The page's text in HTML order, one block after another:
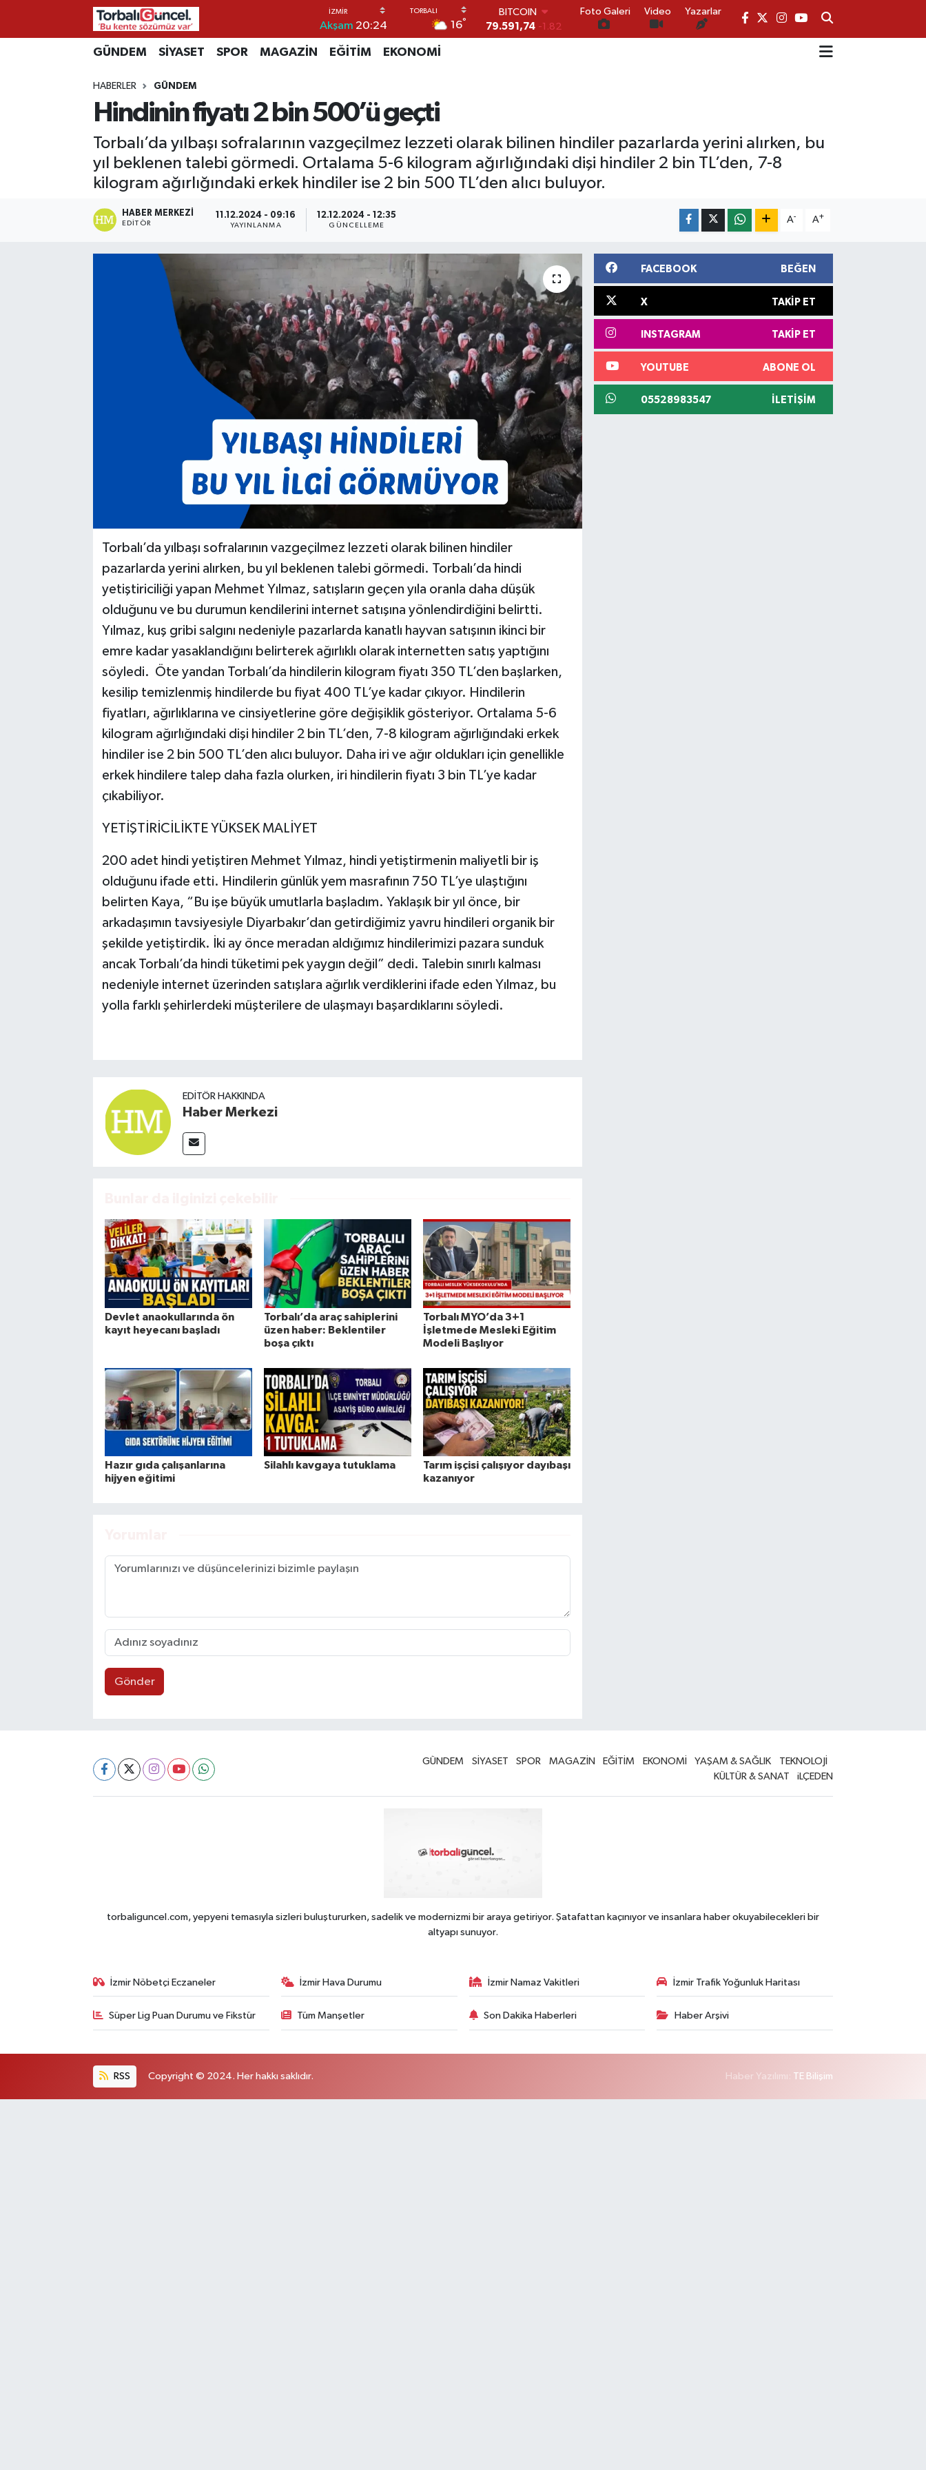
Akşam 20:24 16°
DOLAR
45,43620 0.02
14.598,00 0
Foto Galeri Video Yazarlar
GÜNDEM SİYASET SPOR MAGAZİN EĞİTİM EKONOMİ
HABERLER GÜNDEM
Hindinin fiyatı 2 bin 500’ü geçti
Torbalı’da yılbaşı sofralarının vazgeçilmez lezzeti olarak bilinen hindiler pazarlarda yerini alırken, bu
yıl beklenen talebi görmedi. Ortalama 5-6 kilogram ağırlığındaki dişi hindiler 2 bin TL’den, 7-8
kilogram ağırlığındaki erkek hindiler ise 2 bin 500 TL’den alıcı buluyor.
HABER MERKEZI
EDITÖR
11.12.2024 - 09:16
YAYINLANMA
12.12.2024 - 12:35
GÜNCELLEME
A- A+
Torbalı’da yılbaşı sofralarının vazgeçilmez lezzeti olarak bilinen hindiler
pazarlarda yerini alırken, bu yıl beklenen talebi görmedi. Torbalı’da hindi
yetiştiriciliği yapan Mehmet Yılmaz, satışların geçen yıla oranla daha düşük
olduğunu ve bu durumun kendilerini internet satışına yönlendirdiğini belirtti.
Yılmaz, kuş gribi salgını nedeniyle pazarlarda kanatlı hayvan satışının ikinci bir
emre kadar yasaklandığını belirterek ağırlıklı olarak internetten satış yaptığını
söyledi. Öte yandan Torbalı’da hindilerin kilogram fiyatı 350 TL’den başlarken,
kesilip temizlenmiş hindilerde bu fiyat 400 TL’ye kadar çıkıyor. Hindilerin
fiyatları, ağırlıklarına ve cinsiyetlerine göre değişiklik gösteriyor. Ortalama 5-6
kilogram ağırlığındaki dişi hindiler 2 bin TL’den, 7-8 kilogram ağırlığındaki erkek
hindiler ise 2 bin 500 TL’den alıcı buluyor. Daha iri ve ağır oldukları için genellikle
erkek hindilere talep daha fazla olurken, iri hindilerin fiyatı 3 bin TL’ye kadar
çıkabiliyor.
YETİŞTİRİCİLİKTE YÜKSEK MALİYET
200 adet hindi yetiştiren Mehmet Yılmaz, hindi yetiştirmenin maliyetli bir iş
olduğunu ifade etti. Hindilerin günlük yem masrafının 750 TL’ye ulaştığını
belirten Kaya, “Bu işe büyük umutlarla başladım. Yaklaşık bir yıl önce, bir
arkadaşımın tavsiyesiyle Diyarbakır’dan getirdiğimiz yavru hindileri organik bir
şekilde yetiştirdik. İki ay önce meradan aldığımız hindilerimizi pazara sunduk
ancak Torbalı’da hindi tüketimi pek yaygın değil” dedi. Talebin sınırlı kalması
nedeniyle internet üzerinden satışlara ağırlık verdiklerini ifade eden Yılmaz, bu
yolla farklı şehirlerdeki müşterilere de ulaşmayı başardıklarını söyledi.
EDITÖR HAKKINDA
Haber Merkezi
Devlet anaokullarında ön
kayıt heyecanı başladı
Torbalı’da araç sahiplerini
üzen haber: Beklentiler
boşa çıktı
Torbalı MYO’da 3+1
İşletmede Mesleki Eğitim
Modeli Başlıyor
Hazır gıda çalışanlarına
hijyen eğitimi
Silahlı kavgaya tutuklama
Tarım işçisi çalışıyor dayıbaşı
kazanıyor
Gönder
FACEBOOK BEĞEN
X TAKIP ET
INSTAGRAM TAKIP ET
YOUTUBE ABONE OL
05528983547 İLETIŞIM
GÜNDEM SİYASET SPOR MAGAZİN EĞİTİM EKONOMİ YAŞAM & SAĞLIK
TEKNOLOJİ
KÜLTÜR & SANAT
iLÇEDEN
torbaliguncel.com, yepyeni temasıyla sizleri buluştururken, sadelik ve modernizmi bir araya getiriyor. Şatafattan kaçınıyor ve insanlara haber okuyabilecekleri bir
altyapı sunuyor.
İzmir Nöbetçi Eczaneler İzmir Hava Durumu İzmir Namaz Vakitleri İzmir Trafik Yoğunluk Haritası
Süper Lig Puan Durumu ve Fikstür Tüm Manşetler Son Dakika Haberleri Haber Arşivi
RSS Copyright © 2024. Her hakkı saklıdır. Haber Yazılımı: TE Bilişim
İzmir Nöbetçi Eczaneler
İzmir Hava Durumu
İzmir Namaz Vakitleri
İzmir Trafik Yoğunluk Haritası
Süper Lig Puan Durumu ve Fikstür
Tüm Manşetler